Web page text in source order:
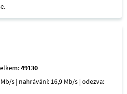
49130
s | nahrávání: 16,9 Mb/s | odezva: